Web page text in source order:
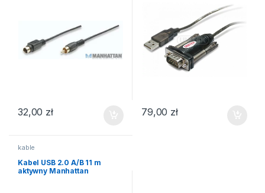
32,00 zł 79,00 zł
kable
Kabel USB 2.0 A/B 11 m
aktywny Manhattan